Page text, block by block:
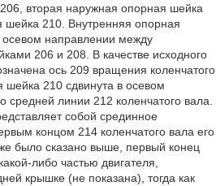
вторая наружная опорная шейка
шейка 210. Внутренняя опорная
направлении между
206 и 208. В качестве исходного
ось 209 вращения коленчатого
шейка 210 сдвинута в осевом
средней линии 212 коленчатого вала.
собой срединное
концом 214 коленчатого вала его
было сказано выше, первый конец
либо частью двигателя,
крышке (не показана), тогда как